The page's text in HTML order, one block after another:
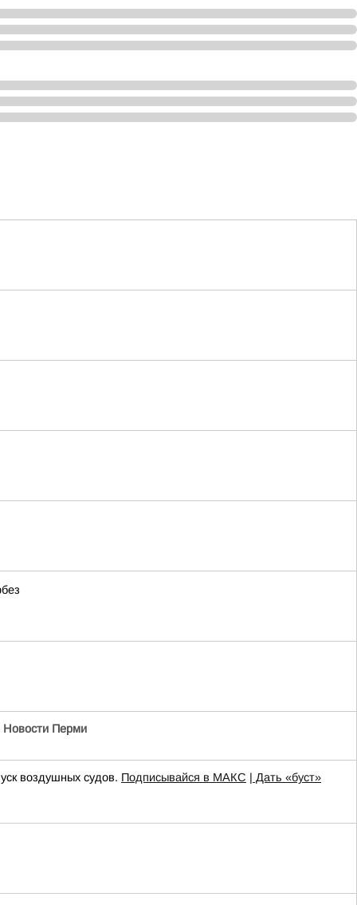
Новости Перми
воздушных судов. Подписывайся в МАКС | Дать «буст»